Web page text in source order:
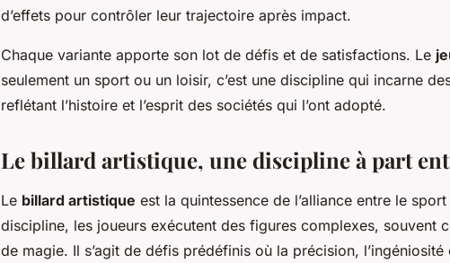
d’effets pour contrôler leur trajectoire après impact.
Chaque variante apporte son lot de défis et de satisfactions. Le
seulement un sport ou un loisir, c’est une discipline qui incarne
reflétant l’histoire et l’esprit des sociétés qui l’ont adopté.
Le billard artistique, une discipline à part
Le billard artistique est la quintessence de l’alliance entre le
discipline, les joueurs exécutent des figures complexes, souvent
de magie. Il s’agit de défis prédéfinis où la précision,